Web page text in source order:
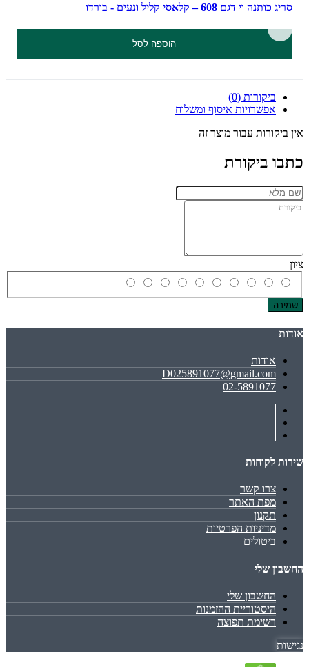
סריג כותנה וי דגם 608 – קלאסי קליל ונעים - בורדו
הוספה לסל
ביקורות (0)
אפשרויות איסוף ומשלוח
אין ביקורות עבור מוצר זה
כתבו ביקורת
ציון
שמירה
אודות
אודות
D025891077@gmail.com
02-5891077
שירות לקוחות
צרו קשר
מפת האתר
תקנון
מדיניות הפרטיות
ביטולים
החשבון שלי
החשבון שלי
היסטוריית ההזמנות
רשימת תפוצה
נגישות